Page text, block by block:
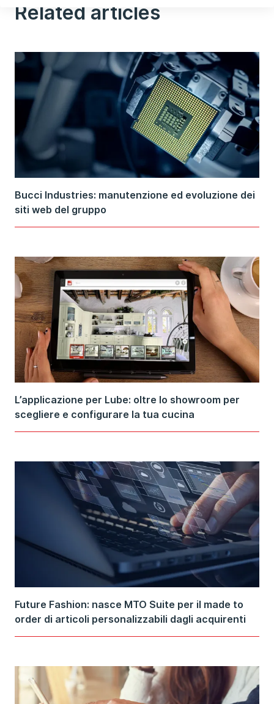
Related articles
Bucci Industries: manutenzione ed evoluzione dei
siti web del gruppo
L’applicazione per Lube: oltre lo showroom per
scegliere e configurare la tua cucina
Future Fashion: nasce MTO Suite per il made to
order di articoli personalizzabili dagli acquirenti